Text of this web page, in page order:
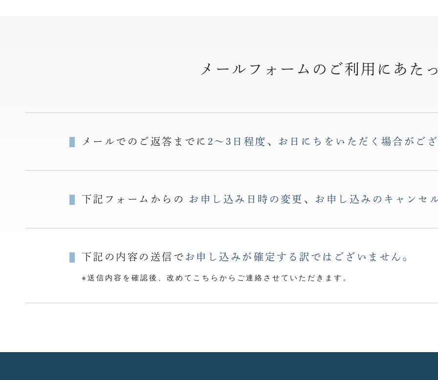
メールフォームのご利用 にあた
メールでのご返答までに 2〜3日程度、お日にちをいただく場合がござ
下記フォームからの お申し込み日時の変更、お申し込みのキャンセ
下記の内容の送信で お申し込みが確定する訳ではございません。
※送信内容を確認後、改めてこちらからご連絡させていただきます。